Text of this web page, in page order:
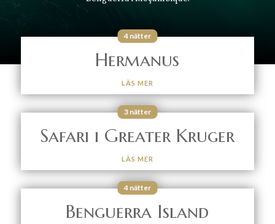
4 nätter
Hermanus
LÄS MER
3 nätter
Safari i Greater Kruger
LÄS MER
4 nätter
Benguerra Island